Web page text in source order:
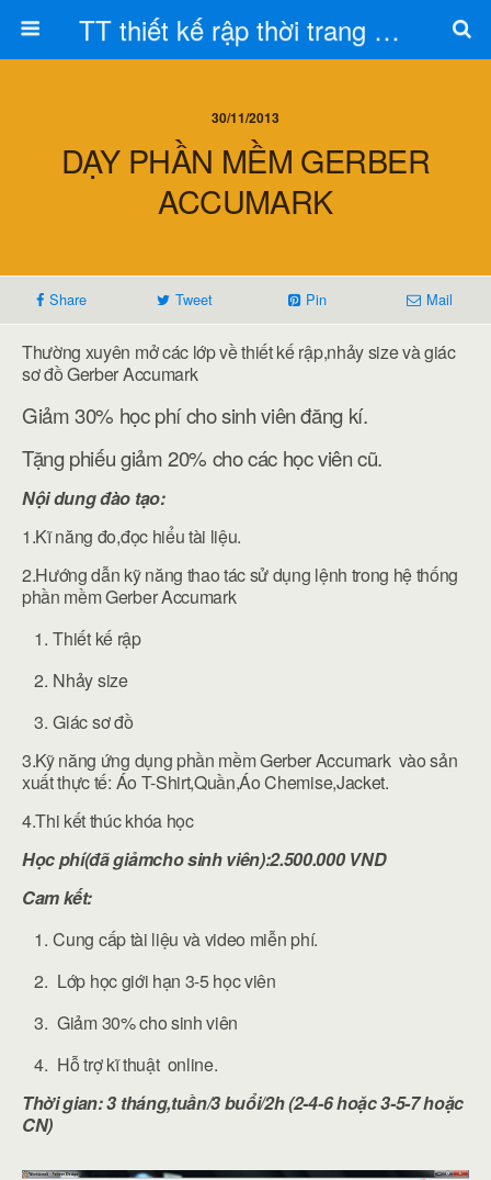
TT thiết kế rập thời trang Toán Trần
30/11/2013
DẠY PHẦN MỀM GERBER
ACCUMARK
Share Tweet Pin Mail
Thường xuyên mở các lớp về thiết kế rập,nhảy size và giác
sơ đồ Gerber Accumark
Giảm 30% học phí cho sinh viên đăng kí.
Tặng phiếu giảm 20% cho các học viên cũ.
Nội dung đào tạo:
1.Kĩ năng đo,đọc hiểu tài liệu.
2.Hướng dẫn kỹ năng thao tác sử dụng lệnh trong hệ thống
phần mềm Gerber Accumark
Thiết kế rập
Nhảy size
Giác sơ đồ
3.Kỹ năng ứng dụng phần mềm Gerber Accumark vào sản
xuất thực tế: Áo T-Shirt,Quần,Áo Chemise,Jacket.
4.Thi kết thúc khóa học
Học phí(đã giảmcho sinh viên):2.500.000 VND
Cam kết:
Cung cấp tài liệu và video miễn phí.
Lớp học giới hạn 3-5 học viên
Giảm 30% cho sinh viên
Hỗ trợ kĩ thuật online.
Thời gian: 3 tháng,tuần/3 buổi/2h (2-4-6 hoặc 3-5-7 hoặc
CN)